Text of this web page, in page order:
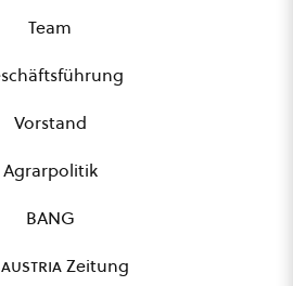
Team
Vorstand
Agrarpolitik
BANG
Zeitung